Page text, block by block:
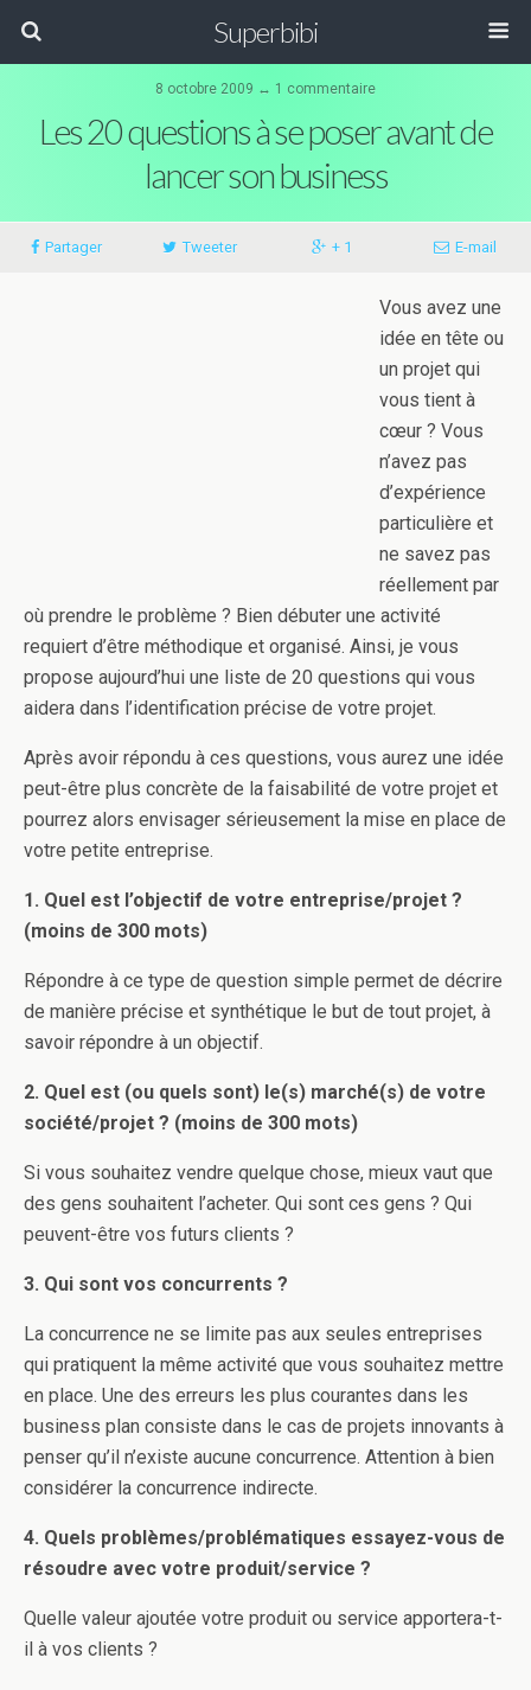
Superbibi
8 octobre 2009 ↔ 1 commentaire
Les 20 questions à se poser avant de
lancer son business
Partager Tweeter + 1 E-mail
Vous avez une
idée en tête ou
un projet qui
vous tient à
cœur ? Vous
n’avez pas
d’expérience
particulière et
ne savez pas
réellement par
où prendre le problème ? Bien débuter une activité
requiert d’être méthodique et organisé. Ainsi, je vous
propose aujourd’hui une liste de 20 questions qui vous
aidera dans l’identification précise de votre projet.
Après avoir répondu à ces questions, vous aurez une idée
peut-être plus concrète de la faisabilité de votre projet et
pourrez alors envisager sérieusement la mise en place de
votre petite entreprise.
1. Quel est l’objectif de votre entreprise/projet ?
(moins de 300 mots)
Répondre à ce type de question simple permet de décrire
de manière précise et synthétique le but de tout projet, à
savoir répondre à un objectif.
2. Quel est (ou quels sont) le(s) marché(s) de votre
société/projet ? (moins de 300 mots)
Si vous souhaitez vendre quelque chose, mieux vaut que
des gens souhaitent l’acheter. Qui sont ces gens ? Qui
peuvent-être vos futurs clients ?
3. Qui sont vos concurrents ?
La concurrence ne se limite pas aux seules entreprises
qui pratiquent la même activité que vous souhaitez mettre
en place. Une des erreurs les plus courantes dans les
business plan consiste dans le cas de projets innovants à
penser qu’il n’existe aucune concurrence. Attention à bien
considérer la concurrence indirecte.
4. Quels problèmes/problématiques essayez-vous de
résoudre avec votre produit/service ?
Quelle valeur ajoutée votre produit ou service apportera-t-
il à vos clients ?